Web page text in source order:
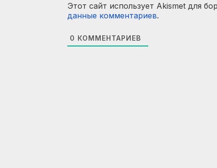
Этот сайт использует Akismet для
данные комментариев.
0 КОММЕНТАРИЕВ